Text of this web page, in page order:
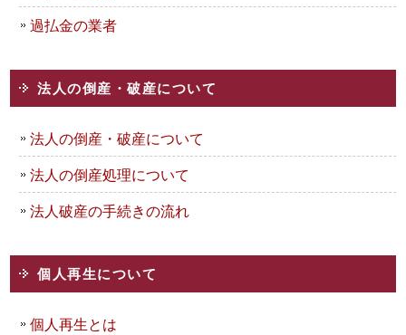
過払金の業者
法人の倒産・破産について
法人の倒産・破産について
法人の倒産処理について
法人破産の手続きの流れ
個人再生について
個人再生とは